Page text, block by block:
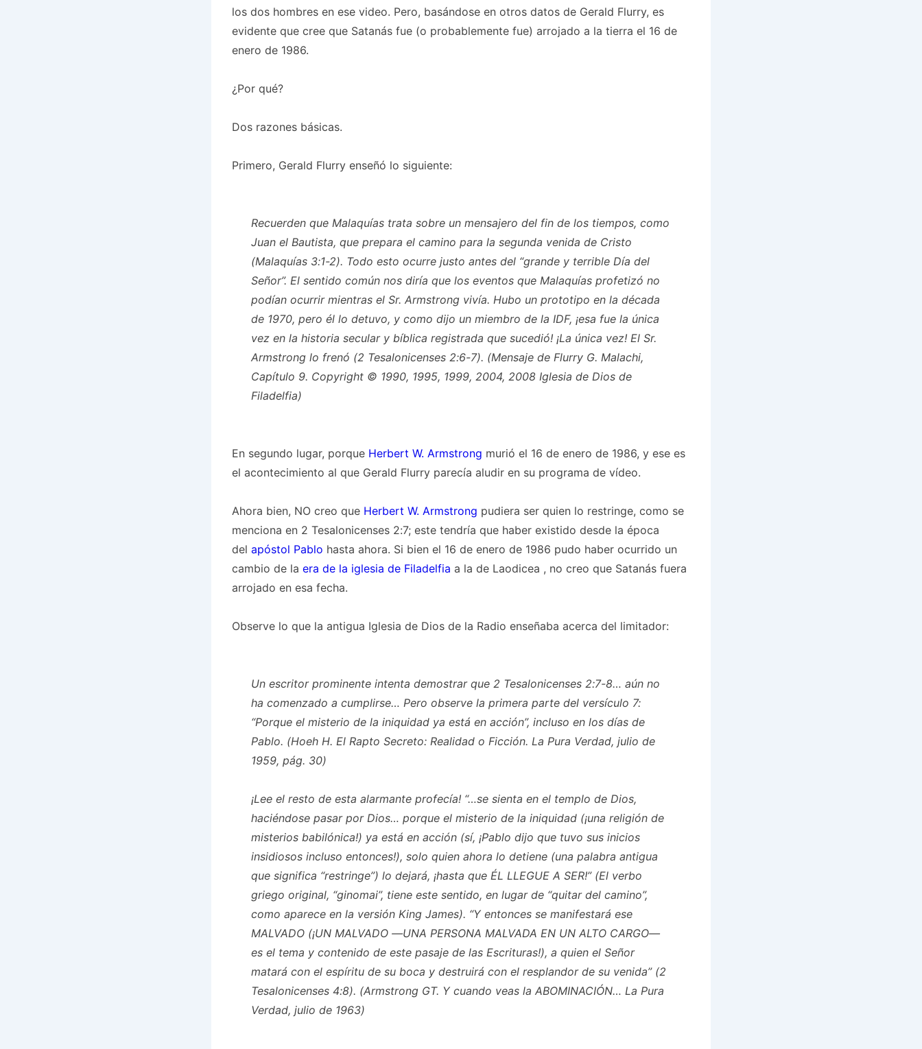
los dos hombres en ese video. Pero, basándose en otros datos de Gerald Flurry, es
evidente que cree que Satanás fue (o probablemente fue) arrojado a la tierra el 16 de
enero de 1986.
¿Por qué?
Dos razones básicas.
Primero, Gerald Flurry enseñó lo siguiente:
Recuerden que Malaquías trata sobre un mensajero del fin de los tiempos, como
Juan el Bautista, que prepara el camino para la segunda venida de Cristo
(Malaquías 3:1-2). Todo esto ocurre justo antes del “grande y terrible Día del
Señor”. El sentido común nos diría que los eventos que Malaquías profetizó no
podían ocurrir mientras el Sr. Armstrong vivía. Hubo un prototipo en la década
de 1970, pero él lo detuvo, y como dijo un miembro de la IDF, ¡esa fue la única
vez en la historia secular y bíblica registrada que sucedió! ¡La única vez! El Sr.
Armstrong lo frenó (2 Tesalonicenses 2:6-7). (Mensaje de Flurry G. Malachi,
Capítulo 9. Copyright © 1990, 1995, 1999, 2004, 2008 Iglesia de Dios de
Filadelfia)
En segundo lugar, porque Herbert W. Armstrong murió el 16 de enero de 1986, y ese es
el acontecimiento al que Gerald Flurry parecía aludir en su programa de vídeo.
Ahora bien, NO creo que Herbert W. Armstrong pudiera ser quien lo restringe, como se
menciona en 2 Tesalonicenses 2:7; este tendría que haber existido desde la época
del apóstol Pablo hasta ahora. Si bien el 16 de enero de 1986 pudo haber ocurrido un
cambio de la era de la iglesia de Filadelfia a la de Laodicea , no creo que Satanás fuera
arrojado en esa fecha.
Observe lo que la antigua Iglesia de Dios de la Radio enseñaba acerca del limitador:
Un escritor prominente intenta demostrar que 2 Tesalonicenses 2:7-8… aún no
ha comenzado a cumplirse… Pero observe la primera parte del versículo 7:
“Porque el misterio de la iniquidad ya está en acción”, incluso en los días de
Pablo. (Hoeh H. El Rapto Secreto: Realidad o Ficción. La Pura Verdad, julio de
1959, pág. 30)
¡Lee el resto de esta alarmante profecía! “…se sienta en el templo de Dios,
haciéndose pasar por Dios… porque el misterio de la iniquidad (¡una religión de
misterios babilónica!) ya está en acción (sí, ¡Pablo dijo que tuvo sus inicios
insidiosos incluso entonces!), solo quien ahora lo detiene (una palabra antigua
que significa “restringe”) lo dejará, ¡hasta que ÉL LLEGUE A SER!” (El verbo
griego original, “ginomai”, tiene este sentido, en lugar de “quitar del camino”,
como aparece en la versión King James). “Y entonces se manifestará ese
MALVADO (¡UN MALVADO —UNA PERSONA MALVADA EN UN ALTO CARGO—
es el tema y contenido de este pasaje de las Escrituras!), a quien el Señor
matará con el espíritu de su boca y destruirá con el resplandor de su venida” (2
Tesalonicenses 4:8). (Armstrong GT. Y cuando veas la ABOMINACIÓN… La Pura
Verdad, julio de 1963)